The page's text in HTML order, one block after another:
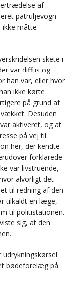
af
patruljevogn
ikke måtte
skete i
var diffus og
han var, eller hvor
ikke kørte
på grund af
Desuden
aktiveret, og at
på vej til
her, der kendte
forklarede
var livstruende,
alvorligt det
til redning af den
tilkaldt en læge,
til politistationen.
sig, at den
bødeforelæg på